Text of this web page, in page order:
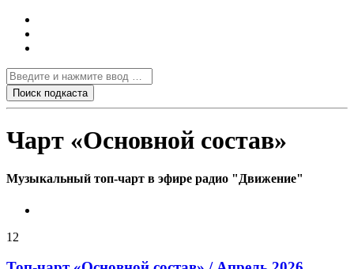
Чарт «Основной состав»
Музыкальный топ-чарт в эфире радио "Движение"
12